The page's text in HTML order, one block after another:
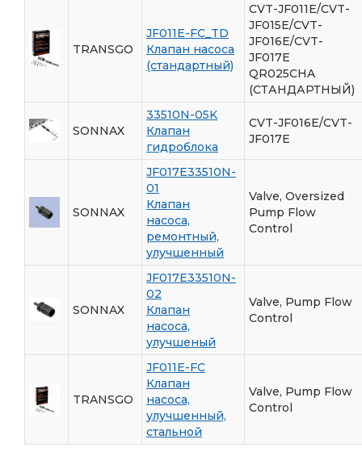
TRANSGO
JF011E-FC_TD
Клапан насоса
(стандартный)
CVT-JF011E/CVT-
JF015E/CVT-
JF016E/CVT-
JF017E
QR025CHA
(СТАНДАРТНЫЙ)
SONNAX
33510N-05K
Клапан
гидроблока
CVT-JF016E/CVT-
JF017E
SONNAX
JF017E33510N-
01
Клапан
насоса,
ремонтный,
улучшенный
Valve, Oversized
Pump Flow
Control
SONNAX
JF017E33510N-
02
Клапан
насоса,
улучшеный
Valve, Pump Flow
Control
TRANSGO
JF011E-FC
Клапан
насоса,
улучшенный,
стальной
Valve, Pump Flow
Control